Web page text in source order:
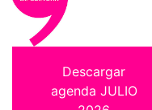
Descargar
agenda JULIO